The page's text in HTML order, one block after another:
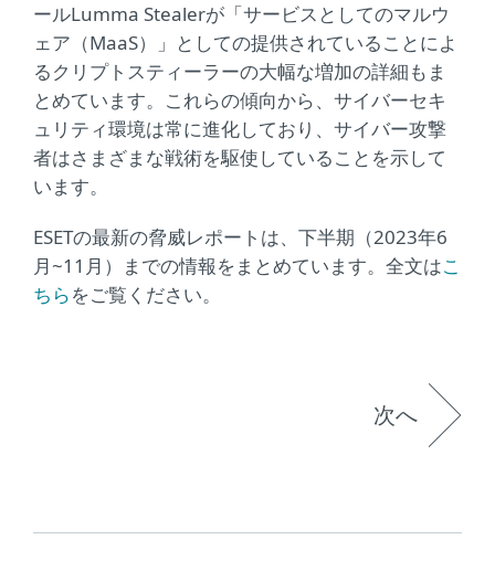
ールLumma Stealerが「サービスとしてのマルウ
ェア（MaaS）」としての提供されていることによ
るクリプトスティーラーの大幅な増加の詳細もま
とめています。これらの傾向から、サイバーセキ
ュリティ環境は常に進化しており、サイバー攻撃
者はさまざまな戦術を駆使していることを示して
います。
ESETの最新の脅威レポートは、下半期（2023年6
月~11月）までの情報をまとめています。全文はこ
ちらをご覧ください。
次へ